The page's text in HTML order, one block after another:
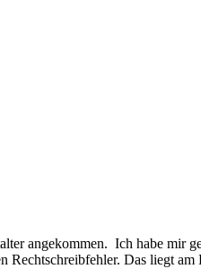
angekommen. Ich habe mir
Rechtschreibfehler. Das liegt am